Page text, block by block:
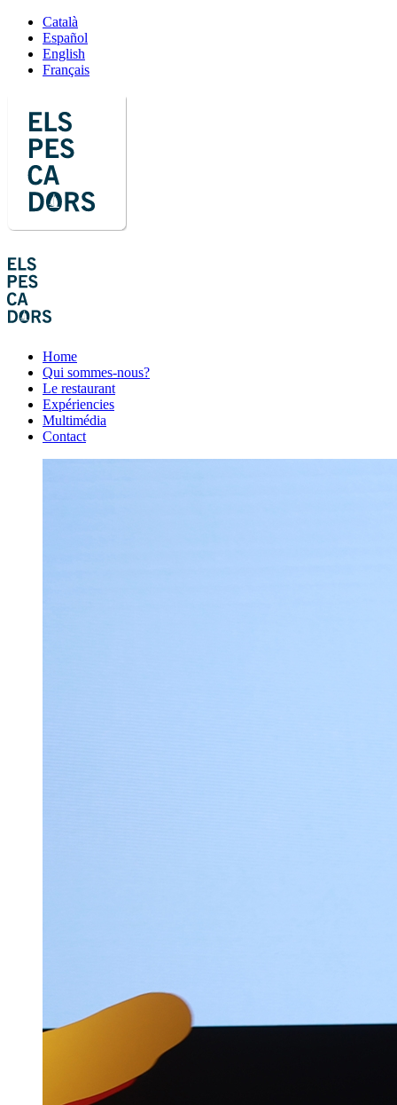
Català
Español
English
Français
Home
Qui sommes-nous?
Le restaurant
Expériencies
Multimédia
Contact